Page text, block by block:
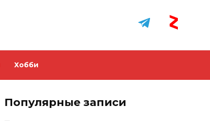
Хобби
Популярные записи